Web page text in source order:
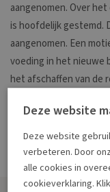
aangenomen. Over
is hoofdelijk gestemd.
aangenomen. Een
voeding in het nieuwe
het afschaffen van de
moties hadden van
gekregen.
Bron:Ministerie van
Deze website
Deze website
verbeteren. Door
alle cookies in
cookieverklaring.